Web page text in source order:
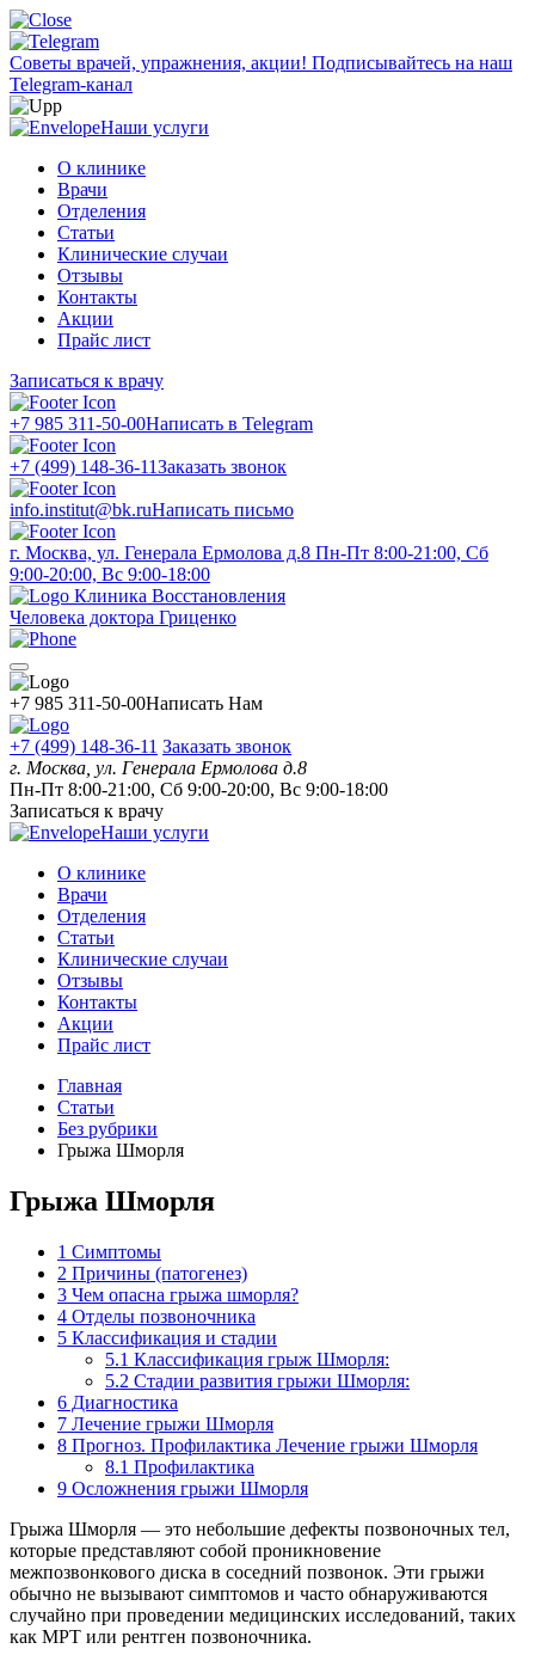
Советы врачей, упражнения, акции! Подписывайтесь на наш
Telegram-канал
Наши услуги
О клинике
Врачи
Отделения
Статьи
Клинические случаи
Отзывы
Контакты
Акции
Прайс лист
Записаться к врачу
+7 985 311-50-00Написать в Telegram
+7 (499) 148-36-11Заказать звонок
info.institut@bk.ruНаписать письмо
г. Москва, ул. Генерала Ермолова д.8 Пн-Пт 8:00-21:00, Сб
9:00-20:00, Вс 9:00-18:00
Клиника Восстановления
Человека доктора Гриценко
+7 985 311-50-00Написать Нам
+7 (499) 148-36-11 Заказать звонок
г. Москва, ул. Генерала Ермолова д.8
Пн-Пт 8:00-21:00, Сб 9:00-20:00, Вс 9:00-18:00
Записаться к врачу
Наши услуги
О клинике
Врачи
Отделения
Статьи
Клинические случаи
Отзывы
Контакты
Акции
Прайс лист
Главная
Статьи
Без рубрики
Грыжа Шморля
Грыжа Шморля
1 Симптомы
2 Причины (патогенез)
3 Чем опасна грыжа шморля?
4 Отделы позвоночника
5 Классификация и стадии
5.1 Классификация грыж Шморля:
5.2 Стадии развития грыжи Шморля:
6 Диагностика
7 Лечение грыжи Шморля
8 Прогноз. Профилактика Лечение грыжи Шморля
8.1 Профилактика
9 Осложнения грыжи Шморля
Грыжа Шморля — это небольшие дефекты позвоночных тел,
которые представляют собой проникновение
межпозвонкового диска в соседний позвонок. Эти грыжи
обычно не вызывают симптомов и часто обнаруживаются
случайно при проведении медицинских исследований, таких
как МРТ или рентген позвоночника.